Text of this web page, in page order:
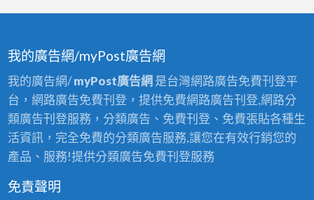
我的廣告網/myPost廣告網
我的廣告網/myPost廣告網是台灣網路廣告免費刊登平
台，網路廣告免費刊登，提供免費網路廣告刊登,網路分
類廣告刊登服務，分類廣告、免費刊登、免費張貼各種生
活資訊，完全免費的分類廣告服務,讓您在有效行銷您的
產品、服務!提供分類廣告免費刊登服務
免責聲明